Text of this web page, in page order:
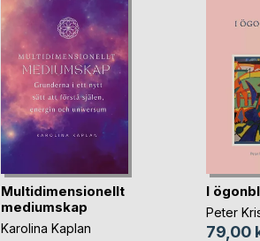
Multidimensionellt
mediumskap
Karolina Kaplan
I
Peter
79,00